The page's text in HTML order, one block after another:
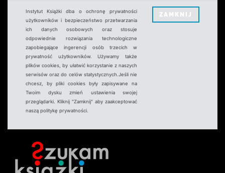
Instytut Książki dba o ochronę prywatności
użytkowników i bezpieczeństwo przetwarzania
ich danych osobowych oraz stosuje
odpowiednie rozwiązania technologiczne
zapobiegające ingerencji osób trzecich w
prywatność użytkowników. Używamy także
plików cookies, by ułatwić korzystanie z naszych
serwisów oraz do celów statystycznych.Jeśli nie
chcesz, by pliki cookies były zapisywane na
Twoim dysku zmień ustawienia swojej
przeglądarki. Kliknij "Zamknij" aby zaakceptować
naszą politykę prywatności.
ZAMKNIJ